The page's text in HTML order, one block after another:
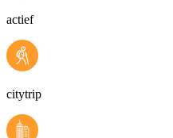
actief
citytrip